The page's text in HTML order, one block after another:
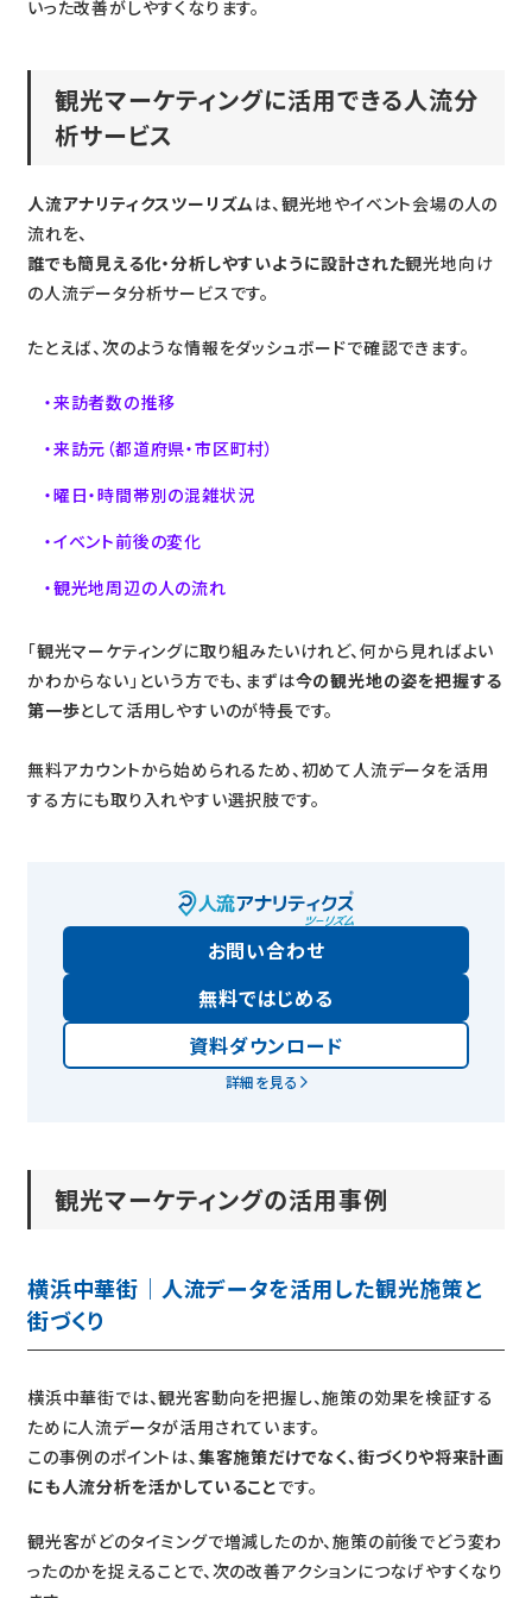
いった改善がしやすくなります。
観光マーケティングに活用できる人流分
析サービス
人流アナリティクスツーリズムは、観光地やイベント会場の人の
流れを、
誰でも簡見える化・分析しやすいように設計された観光地向け
の人流データ分析サービスです。
たとえば、次のような情報をダッシュボードで確認できます。
来訪者数の推移
来訪元（都道府県・市区町村）
曜日・時間帯別の混雑状況
イベント前後の変化
観光地周辺の人の流れ
「観光マーケティングに取り組みたいけれど、何から見ればよい
かわからない」という方でも、まずは今の観光地の姿を把握する
第一歩として活用しやすいのが特長です。
無料アカウントから始められるため、初めて人流データを活用
する方にも取り入れやすい選択肢です。
お問い合わせ
無料ではじめる
資料ダウンロード
詳細を見る
観光マーケティングの活用事例
横浜中華街｜人流データを活用した観光施策と
街づくり
横浜中華街では、観光客動向を把握し、施策の効果を検証する
ために人流データが活用されています。
この事例のポイントは、集客施策だけでなく、街づくりや将来計画
にも人流分析を活かしていることです。
観光客がどのタイミングで増減したのか、施策の前後でどう変わ
ったのかを捉えることで、次の改善アクションにつなげやすくなり